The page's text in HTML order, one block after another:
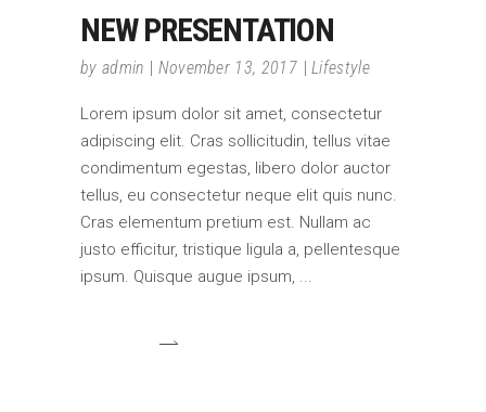
NEW PRESENTATION
by admin November 13, 2017 Lifestyle
Lorem ipsum dolor sit amet, consectetur
adipiscing elit. Cras sollicitudin, tellus vitae
condimentum egestas, libero dolor auctor
tellus, eu consectetur neque elit quis nunc.
Cras elementum pretium est. Nullam ac
justo efficitur, tristique ligula a, pellentesque
ipsum. Quisque augue ipsum,